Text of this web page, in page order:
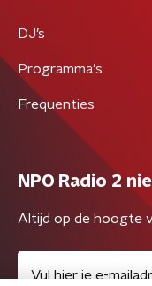
DJ’s
Programma's
Frequenties
NPO Radio 2
Altijd op de hoogte